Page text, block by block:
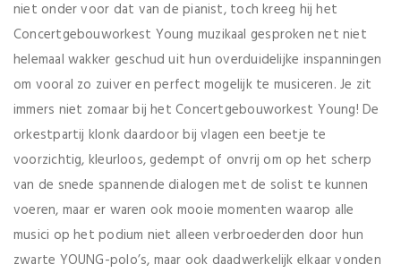
niet onder voor dat van de pianist, toch kreeg hij het
Concertgebouworkest Young muzikaal gesproken net niet
helemaal wakker geschud uit hun overduidelijke inspanningen
om vooral zo zuiver en perfect mogelijk te musiceren. Je zit
immers niet zomaar bij het Concertgebouworkest Young! De
orkestpartij klonk daardoor bij vlagen een beetje te
voorzichtig, kleurloos, gedempt of onvrij om op het scherp
van de snede spannende dialogen met de solist te kunnen
voeren, maar er waren ook mooie momenten waarop alle
musici op het podium niet alleen verbroederden door hun
zwarte YOUNG-polo’s, maar ook daadwerkelijk elkaar vonden